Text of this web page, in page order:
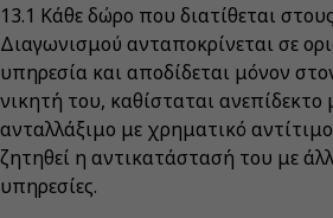
13.1 Κάθε δώρο που διατίθεται
Διαγωνισμού ανταποκρίνεται σε
υπηρεσία και αποδίδεται μόνον
νικητή του, καθίσταται
ανταλλάξιμο με χρηματικό
ζητηθεί η αντικατάστασή του με
υπηρεσίες.